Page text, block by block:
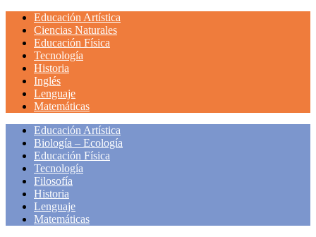
Educación Artística
Ciencias Naturales
Educación Física
Tecnología
Historia
Inglés
Lenguaje
Matemáticas
Educación Artística
Biología – Ecología
Educación Física
Tecnología
Filosofía
Historia
Lenguaje
Matemáticas